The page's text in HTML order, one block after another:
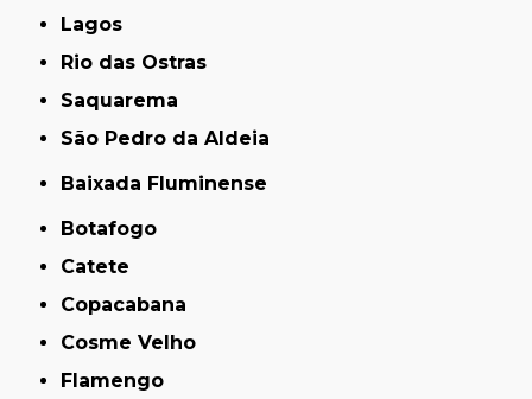
Lagos
Rio das Ostras
Saquarema
São Pedro da Aldeia
Baixada Fluminense
Botafogo
Catete
Copacabana
Cosme Velho
Flamengo